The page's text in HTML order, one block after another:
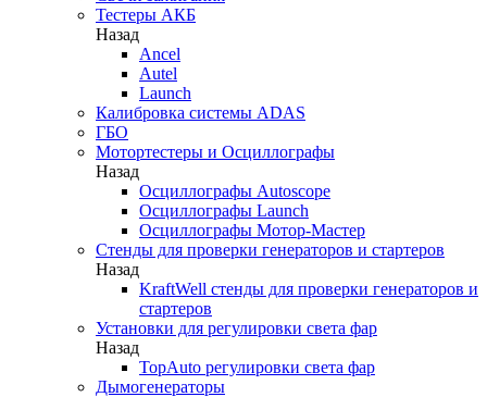
Тестеры АКБ
Назад
Ancel
Autel
Launch
Калибровка системы ADAS
ГБО
Мотортестеры и Осциллографы
Назад
Осциллографы Autoscope
Осциллографы Launch
Осциллографы Мотор-Мастер
Стенды для проверки генераторов и стартеров
Назад
KraftWell стенды для проверки генераторов и
стартеров
Установки для регулировки света фар
Назад
TopAuto регулировки света фар
Дымогенераторы